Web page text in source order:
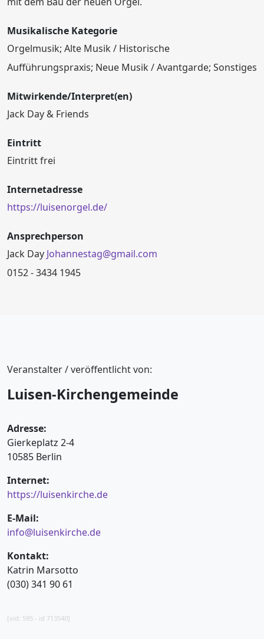
Musikalische Kategorie
Orgelmusik; Alte Musik / Historische
Aufführungspraxis; Neue Musik / Avantgarde; Sonstiges
Mitwirkende/Interpret(en)
Jack Day & Friends
Eintritt
Eintritt frei
Internetadresse
https://luisenorgel.de/
Ansprechperson
Jack Day Johannestag@gmail.com
0152 - 3434 1945
Veranstalter / veröffentlicht von:
Luisen-Kirchengemeinde
Adresse:
Gierkeplatz 2-4
10585 Berlin
Internet:
https://luisenkirche.de
E-Mail:
info@luisenkirche.de
Kontakt:
Katrin Marsotto
(030) 341 90 61
[vid: 595 - id 713540]